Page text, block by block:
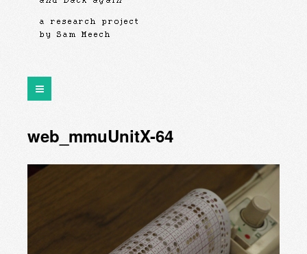
web_mmuUnitX-64